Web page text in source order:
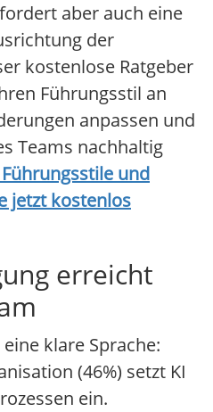
aber auch eine
der
kostenlose Ratgeber
Führungsstil an
anpassen und
Teams nachhaltig
und
jetzt kostenlos
erreicht
klare Sprache:
(46%) setzt KI
ein.